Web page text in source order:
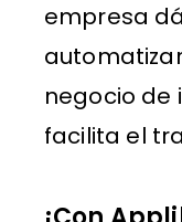
empresa
negocio de
facilita el